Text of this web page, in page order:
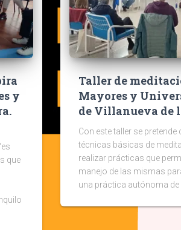
y
que
Taller de
Mayores y
de Villanueva de
Con este taller se
técnicas básicas de
realizar prácticas que
manejo de las mismas
una práctica autónoma de